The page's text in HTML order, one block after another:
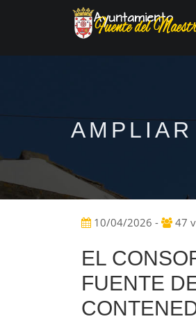
10/04/2026 - 47
EL
FUENTE